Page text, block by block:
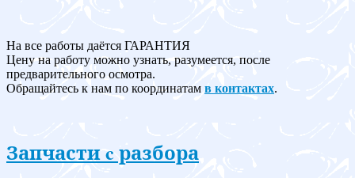
На все работы даётся ГАРАНТИЯ
Цену на работу можно узнать, разумеется, после
предварительного осмотра.
Обращайтесь к нам по координатам в контактах.
Запчасти c разбора